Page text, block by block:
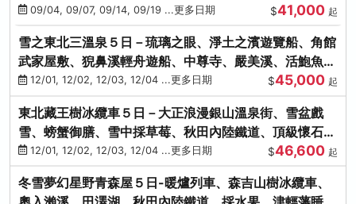
龍蝦-台中出發
09/04, 09/07, 09/14, 09/19 ...更多日期 $41,000 起
雪之東北三溫泉５日－琉璃之眼、淨土之濱遊覽船、角館
武家屋敷、猊鼻溪輕舟遊船、中尊寺、嚴美溪、活鮑魚
燒、烤牡蠣、握壽司體驗
12/01, 12/02, 12/03, 12/04 ...更多日期 $45,000 起
東北藏王樹冰纜車５日－大正浪漫銀山溫泉街、雪盆戲
雪、螃蟹御膳、雪中採草莓、秋田內陸鐵道、頂級懷石料
理、松島遊船
12/01, 12/02, 12/03, 12/04 ...更多日期 $46,600 起
冬雪夢幻星野青森屋５日-暖爐列車、森吉山樹冰纜車、